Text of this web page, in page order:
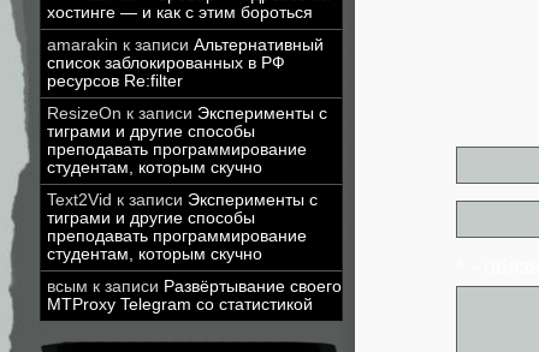
хостинге — и как с этим бороться
amarakin к записи Альтернативный
список заблокированных в РФ
ресурсов Re:filter
ResizeOn к записи Эксперименты с
тиграми и другие способы
преподавать программирование
студентам, которым скучно
Text2Vid к записи Эксперименты с
тиграми и другие способы
преподавать программирование
студентам, которым скучно
всым к записи Развёртывание своего
MTProxy Telegram со статистикой